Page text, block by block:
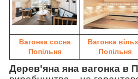
Вагонка сосна
Попільня
Вагонка
Попільня
Дерев'яна яна вагонка в